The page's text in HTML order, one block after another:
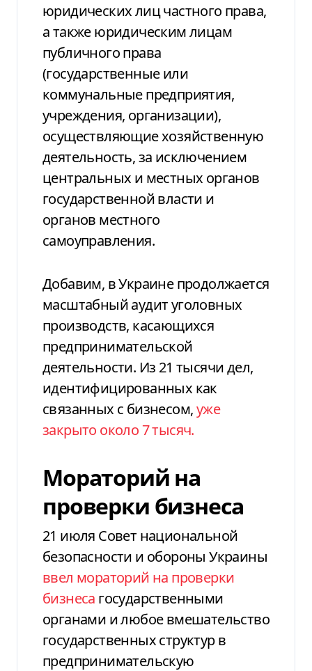
юридических лиц частного права,
а также юридическим лицам
публичного права
(государственные или
коммунальные предприятия,
учреждения, организации),
осуществляющие хозяйственную
деятельность, за исключением
центральных и местных органов
государственной власти и
органов местного
самоуправления.
Добавим, в Украине продолжается
масштабный аудит уголовных
производств, касающихся
предпринимательской
деятельности. Из 21 тысячи дел,
идентифицированных как
связанных с бизнесом,уже
закрыто около 7 тысяч.
Мораторий на
проверки бизнеса
21 июля Совет национальной
безопасности и обороны Украины
ввел мораторий на проверки
бизнеса государственными
органами и любое вмешательство
государственных структур в
предпринимательскую